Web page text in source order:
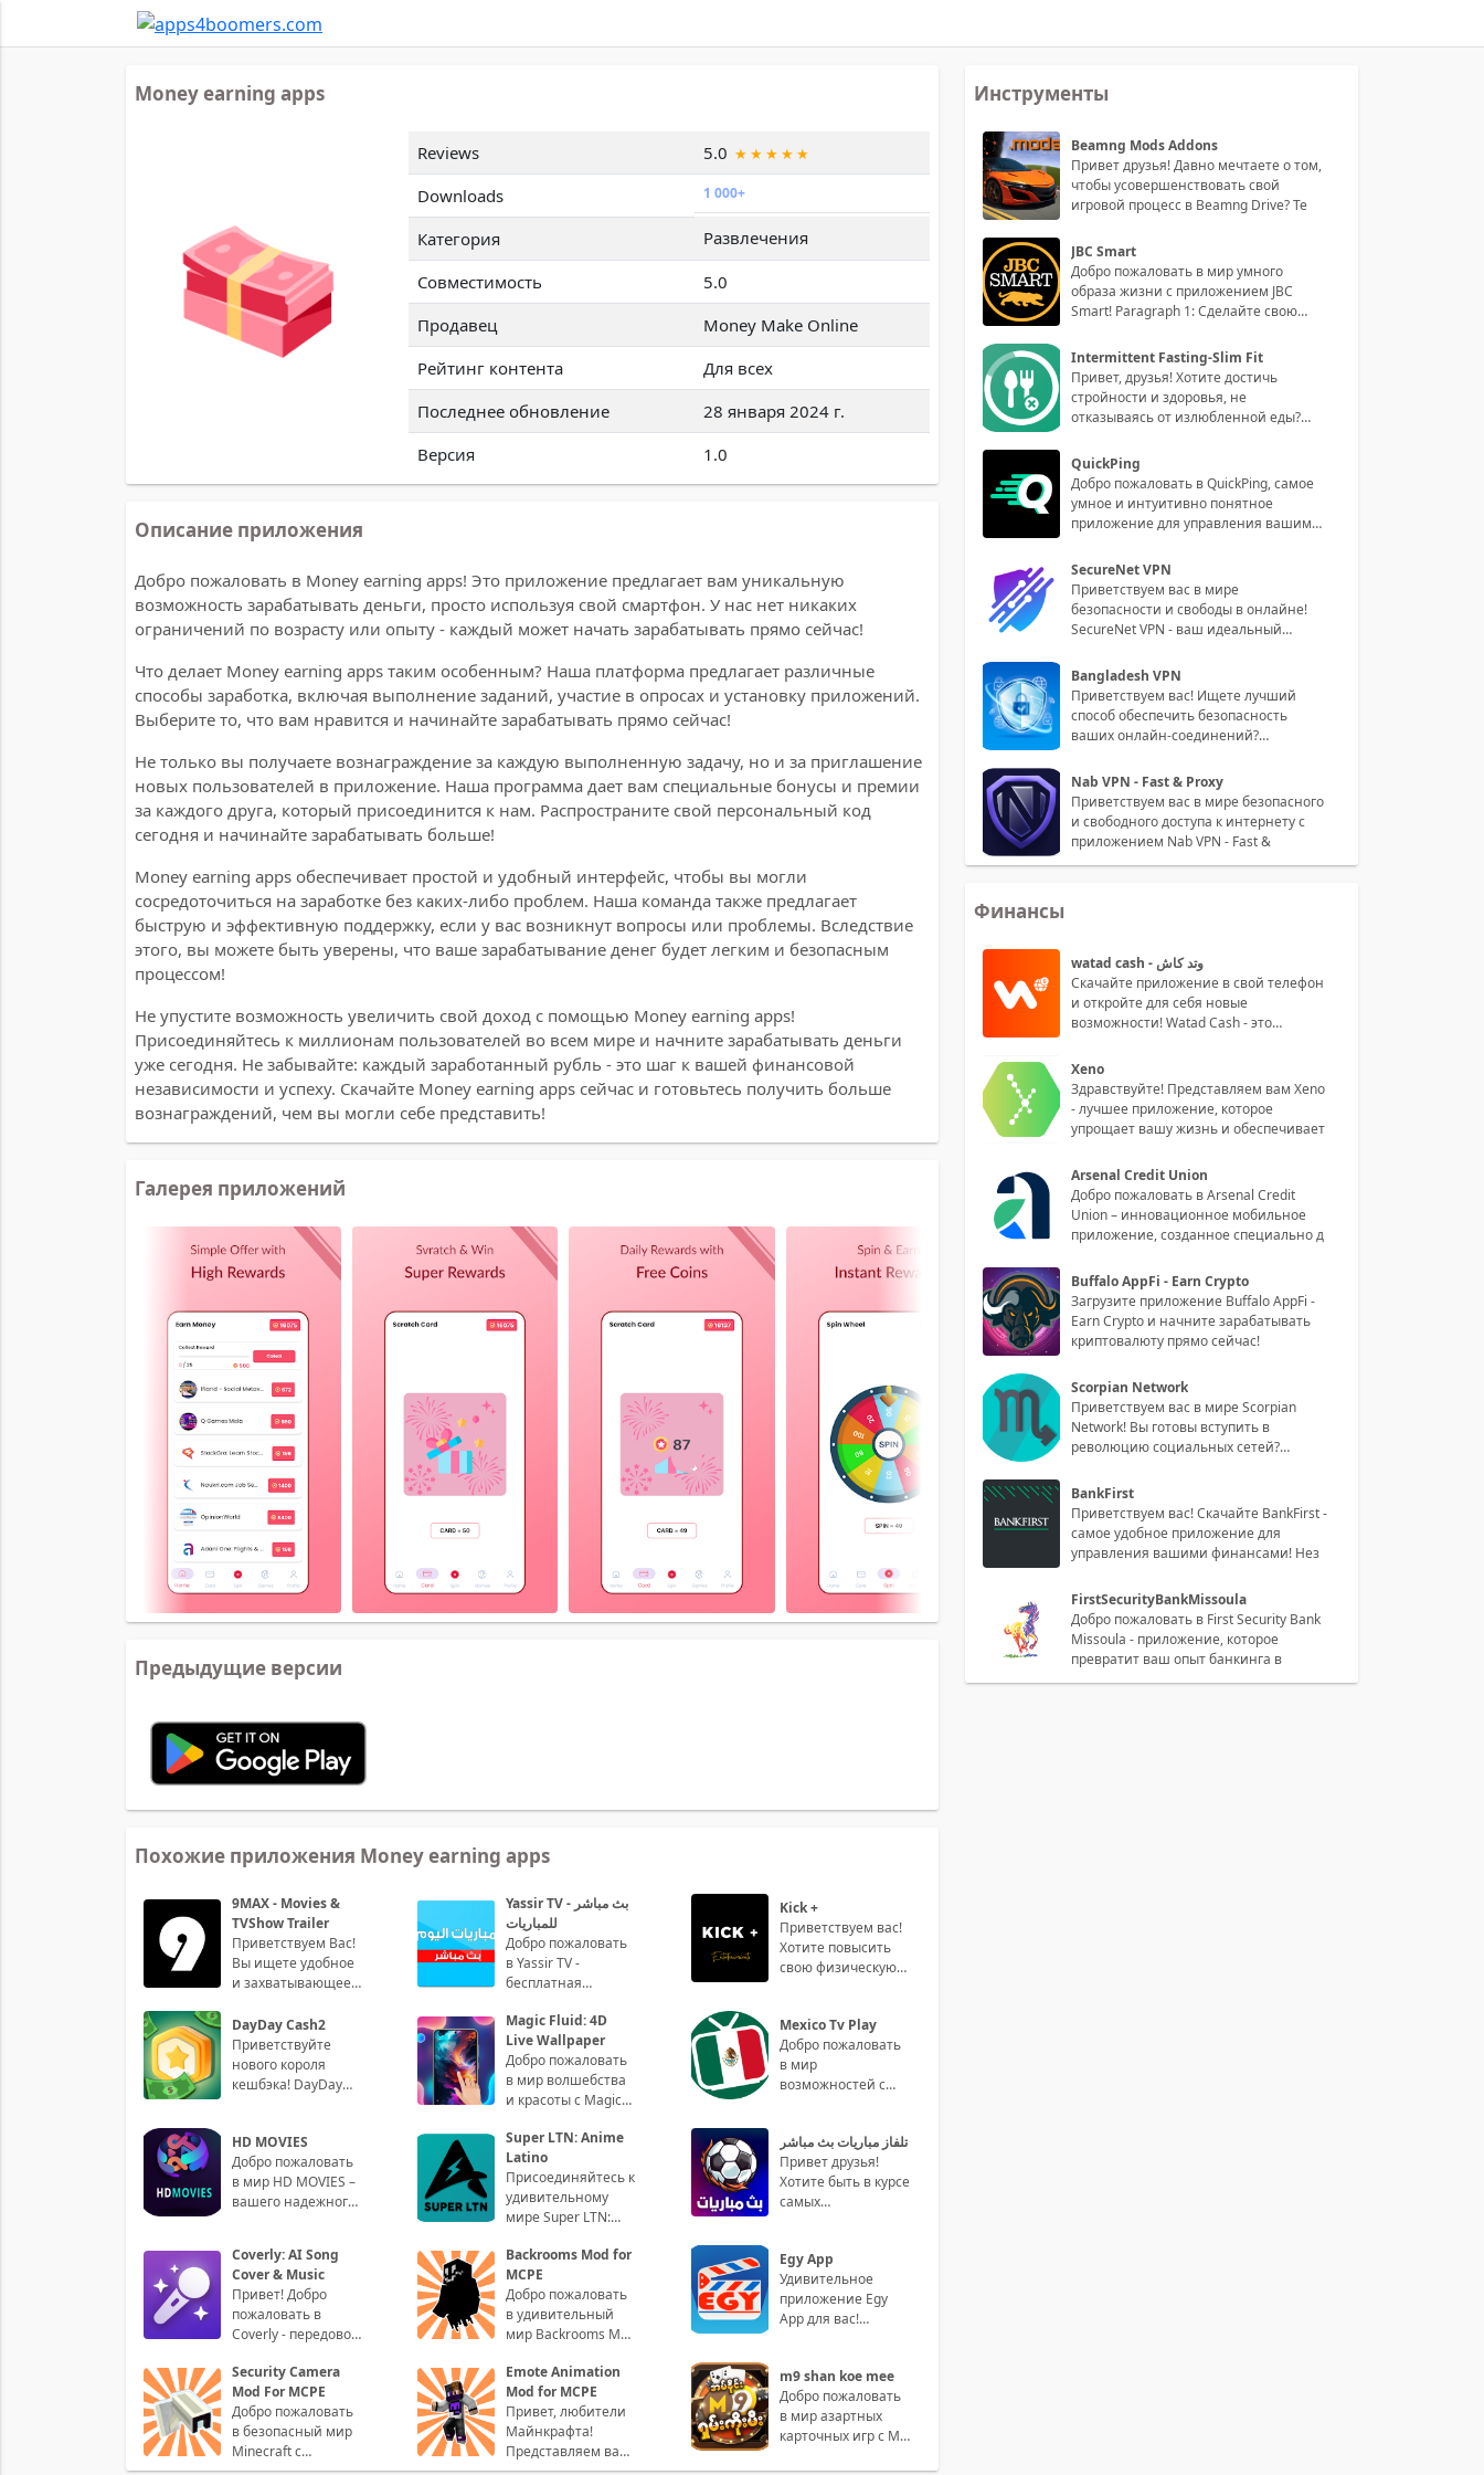
Money earning apps
Reviews
5.0
Downloads
1 000+
Категория
Развлечения
Совместимость
5.0
Продавец
Money Make Online
Рейтинг контента
Для всех
Последнее обновление
28 января 2024 г.
Версия
1.0
Описание приложения
Добро пожаловать в Money earning apps! Это приложение предлагает вам уникальную
возможность зарабатывать деньги, просто используя свой смартфон. У нас нет никаких
ограничений по возрасту или опыту - каждый может начать зарабатывать прямо сейчас!
Что делает Money earning apps таким особенным? Наша платформа предлагает различные
способы заработка, включая выполнение заданий, участие в опросах и установку приложений.
Выберите то, что вам нравится и начинайте зарабатывать прямо сейчас!
Не только вы получаете вознаграждение за каждую выполненную задачу, но и за приглашение
новых пользователей в приложение. Наша программа дает вам специальные бонусы и премии
за каждого друга, который присоединится к нам. Распространите свой персональный код
сегодня и начинайте зарабатывать больше!
Money earning apps обеспечивает простой и удобный интерфейс, чтобы вы могли
сосредоточиться на заработке без каких-либо проблем. Наша команда также предлагает
быструю и эффективную поддержку, если у вас возникнут вопросы или проблемы. Вследствие
этого, вы можете быть уверены, что ваше зарабатывание денег будет легким и безопасным
процессом!
Не упустите возможность увеличить свой доход с помощью Money earning apps!
Присоединяйтесь к миллионам пользователей во всем мире и начните зарабатывать деньги
уже сегодня. Не забывайте: каждый заработанный рубль - это шаг к вашей финансовой
независимости и успеху. Скачайте Money earning apps сейчас и готовьтесь получить больше
вознаграждений, чем вы могли себе представить!
Галерея приложений
Предыдущие версии
Похожие приложения Money earning apps
9MAX - Movies &
TVShow Trailer
Приветствуем Вас!
Вы ищете удобное
и захватывающее
приложение для
просмотра
трейлеров филь
Yassir TV - بث مباشر
للمباريات
Добро пожаловать
в Yassir TV -
бесплатная
стрима ваших
любимых
спортивных
событий на р
Kick +
Приветствуем вас!
Хотите повысить
свою физическую
здоровый образ
жизни? То
DayDay Cash2
Приветствуйте
нового короля
кешбэка! DayDay
нереальных скидок
и кэш
Magic Fluid: 4D
Live Wallpaper
Добро пожаловать
в мир волшебства
и красоты с Magic
Wallpaper!
Приложение,
которое пр
Mexico Tv Play
Добро пожаловать
в мир
возможностей с
захватывающим
приложением для
просмотра
HD MOVIES
Добро пожаловать
в мир HD MOVIES –
вашего надежного
кинематографического
о
Super LTN: Anime
Latino
Присоединяйтесь к
удивительному
мире Super LTN:
Устали от того, что
ваше время на тел
تلفاز مباريات بث مباشر
Привет друзья!
Хотите быть в курсе
самых
матчей в мире
прямо на своем
смарт
Coverly: AI Song
Cover & Music
Привет! Добро
пожаловать в
Coverly - передовое
которое открывает
для вас новые
возможнос
Backrooms Mod for
MCPE
Добро пожаловать
в удивительный
мир Backrooms Mod
являетесь фанатом
игры Minecraft
Egy App
Удивительное
приложение Egy
App для вас!
инновационного
приложени
Security Camera
Mod For MCPE
Добро пожаловать
в безопасный мир
Minecraft с
Emote Animation
Mod for MCPE
Привет, любители
Майнкрафта!
Представляем вам
m9 shan koe mee
Добро пожаловать
в мир азартных
карточных игр с M9
Инструменты
Beamng Mods Addons
Привет друзья! Давно мечтаете о том,
чтобы усовершенствовать свой
игровой процесс в Beamng Drive? Те
JBC Smart
Добро пожаловать в мир умного
образа жизни с приложением JBC
Smart! Paragraph 1: Сделайте свою
Intermittent Fasting-Slim Fit
Привет, друзья! Хотите достичь
стройности и здоровья, не
отказываясь от излюбленной еды?
QuickPing
Добро пожаловать в QuickPing, самое
умное и интуитивно понятное
приложение для управления вашими
SecureNet VPN
Приветствуем вас в мире
безопасности и свободы в онлайне!
SecureNet VPN - ваш идеальный
Bangladesh VPN
Приветствуем вас! Ищете лучший
способ обеспечить безопасность
ваших онлайн-соединений?
Nab VPN - Fast & Proxy
Приветствуем вас в мире безопасного
и свободного доступа к интернету с
приложением Nab VPN - Fast &
Финансы
watad cash - وتد كاش
Скачайте приложение в свой телефон
и откройте для себя новые
возможности! Watad Cash - это
Xeno
Здравствуйте! Представляем вам Xeno
- лучшее приложение, которое
упрощает вашу жизнь и обеспечивает
Arsenal Credit Union
Добро пожаловать в Arsenal Credit
Union – инновационное мобильное
приложение, созданное специально д
Buffalo AppFi - Earn Crypto
Загрузите приложение Buffalo AppFi -
Earn Crypto и начните зарабатывать
криптовалюту прямо сейчас!
Scorpian Network
Приветствуем вас в мире Scorpian
Network! Вы готовы вступить в
революцию социальных сетей?
BankFirst
Приветствуем вас! Скачайте BankFirst -
самое удобное приложение для
управления вашими финансами! Нез
FirstSecurityBankMissoula
Добро пожаловать в First Security Bank
Missoula - приложение, которое
превратит ваш опыт банкинга в